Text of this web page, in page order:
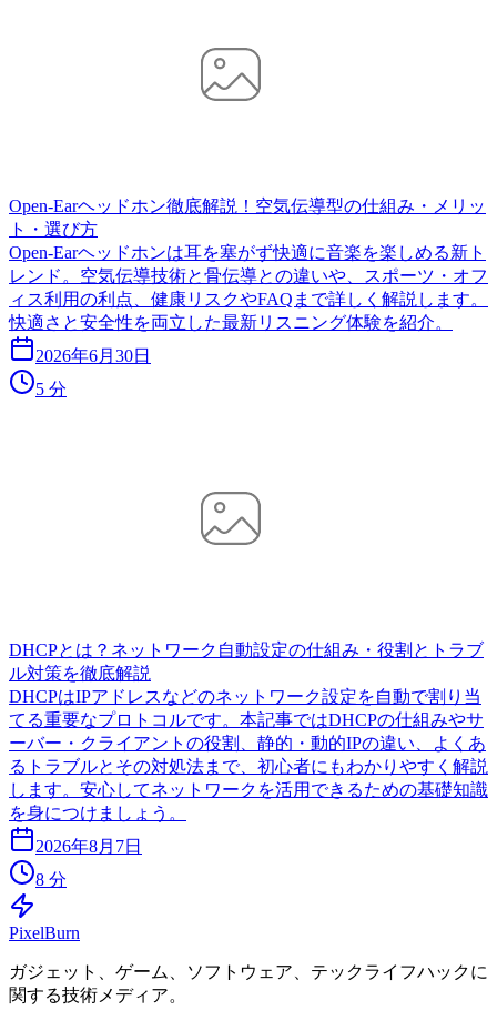
Open-Earヘッドホン徹底解説！空気伝導型の仕組み・メリッ
ト・選び方
Open-Earヘッドホンは耳を塞がず快適に音楽を楽しめる新ト
レンド。空気伝導技術と骨伝導との違いや、スポーツ・オフ
ィス利用の利点、健康リスクやFAQまで詳しく解説します。
快適さと安全性を両立した最新リスニング体験を紹介。
2026年6月30日
5 分
DHCPとは？ネットワーク自動設定の仕組み・役割とトラブ
ル対策を徹底解説
DHCPはIPアドレスなどのネットワーク設定を自動で割り当
てる重要なプロトコルです。本記事ではDHCPの仕組みやサ
ーバー・クライアントの役割、静的・動的IPの違い、よくあ
るトラブルとその対処法まで、初心者にもわかりやすく解説
します。安心してネットワークを活用できるための基礎知識
を身につけましょう。
2026年8月7日
8 分
PixelBurn
ガジェット、ゲーム、ソフトウェア、テックライフハックに
関する技術メディア。